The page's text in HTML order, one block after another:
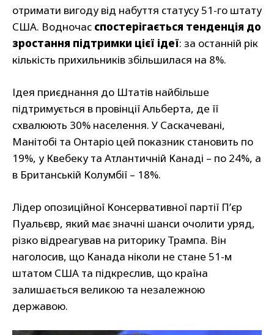
отримати вигоду від набуття статусу 51-го штату
США. Водночас спостерігається тенденція до
зростання підтримки цієї ідеї: за останній рік
кількість прихильників збільшилася на 8%.
Ідея приєднання до Штатів найбільше
підтримується в провінції Альберта, де її
схвалюють 30% населення. У Саскачевані,
Манітобі та Онтаріо цей показник становить по
19%, у Квебеку та Атлантичній Канаді – по 24%, а
в Британській Колумбії – 18%.
Лідер опозиційної Консервативної партії П’єр
Пуальєвр, який має значні шанси очолити уряд,
різко відреагував на риторику Трампа. Він
наголосив, що Канада ніколи не стане 51-м
штатом США та підкреслив, що країна
залишається великою та незалежною
державою.